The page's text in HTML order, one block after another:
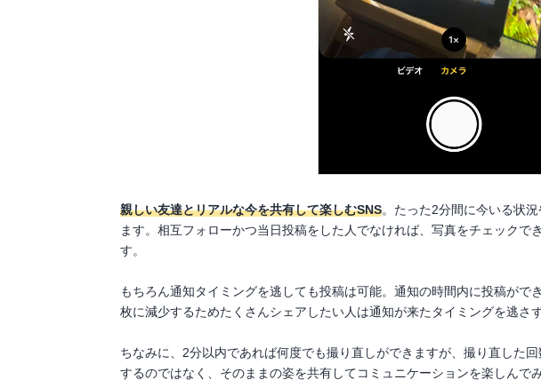
親しい友達とリアルな今を共有して楽しむSNS。たった2分間に今いる状
ます。相互フォローかつ当日投稿をした人でなければ、写真をチェックで
す。
もちろん通知タイミングを逃しても投稿は可能。通知の時間内に投稿がで
枚に減少するためたくさんシェアしたい人は通知が来たタイミングを逃さ
ちなみに、2分以内であれば何度でも撮り直しができますが、撮り直した
するのではなく、そのままの姿を共有してコミュニケーションを楽しんで